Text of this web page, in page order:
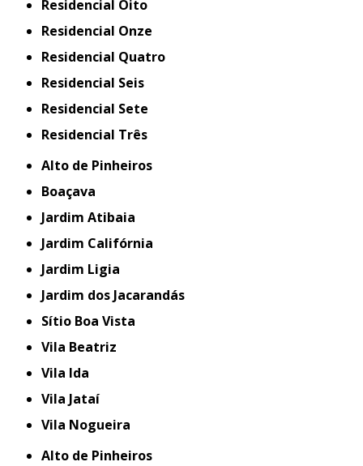
Residencial Oito
Residencial Onze
Residencial Quatro
Residencial Seis
Residencial Sete
Residencial Três
Alto de Pinheiros
Boaçava
Jardim Atibaia
Jardim Califórnia
Jardim Ligia
Jardim dos Jacarandás
Sítio Boa Vista
Vila Beatriz
Vila Ida
Vila Jataí
Vila Nogueira
Alto de Pinheiros